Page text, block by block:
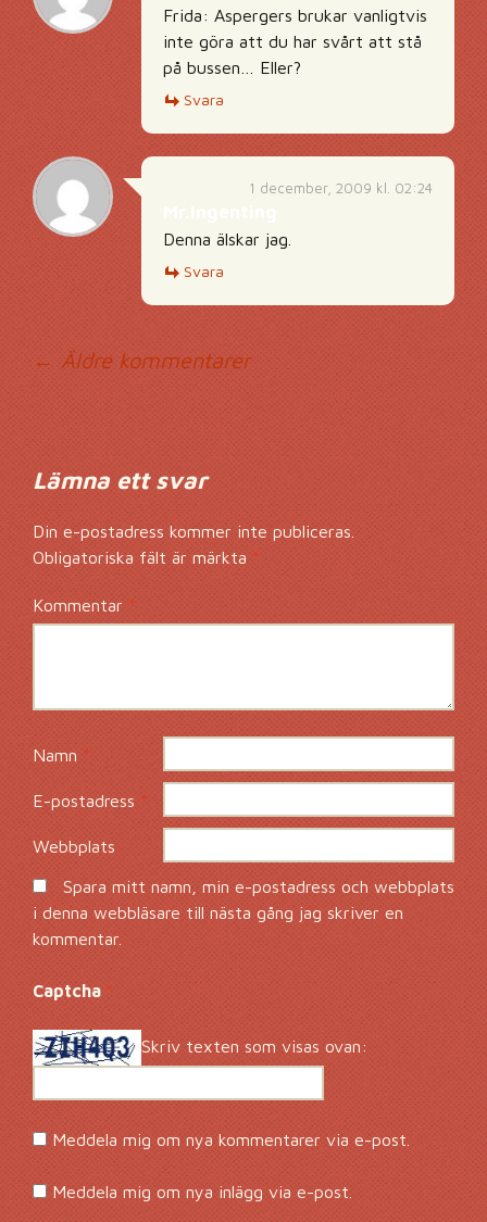
Frida: Aspergers brukar vanligtvis
inte göra att du har svårt att stå
på bussen… Eller?
Svara
1 december, 2009 kl. 02:24
Denna älskar jag.
Svara
← Äldre kommentarer
Lämna ett svar
Din e-postadress kommer inte publiceras.
Obligatoriska fält är märkta*
Kommentar*
Namn*
E-postadress*
Webbplats
Spara mitt namn, min e-postadress och webbplats
i denna webbläsare till nästa gång jag skriver en
kommentar.
Captcha *
Skriv texten som visas ovan:
Meddela mig om nya kommentarer via e-post.
Meddela mig om nya inlägg via e-post.